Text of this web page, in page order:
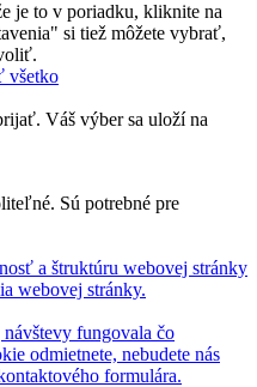
je to v poriadku, kliknite na
si tiež môžete vybrať,
všetko
Váš výber sa uloží na
Sú potrebné pre
a štruktúru webovej stránky
webovej stránky.
návštevy fungovala čo
odmietnete, nebudete nás
formulára.